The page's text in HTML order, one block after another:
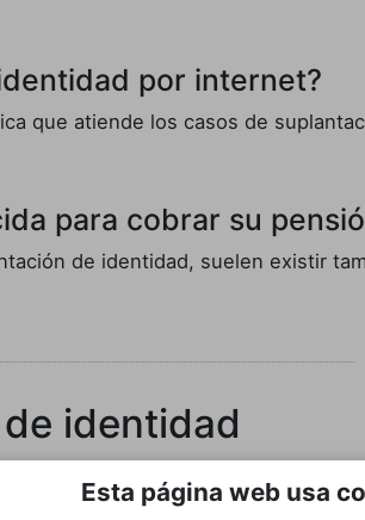
por internet?
que atiende los casos de
para cobrar su
de identidad, suelen existir
identidad
Esta página web usa